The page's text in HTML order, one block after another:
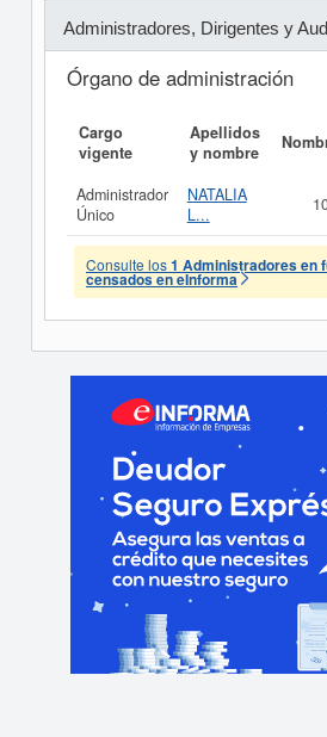
Administradores, Dirigentes y
Órgano de administración
Cargo
vigente
Apellidos
y nombre
Administrador
Único
NATALIA
L...
Consulte los1 Administradores en
censados en eInforma